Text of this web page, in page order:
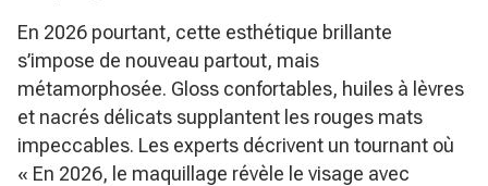
En 2026 pourtant, cette esthétique brillante
s’impose de nouveau partout, mais
métamorphosée. Gloss confortables, huiles à lèvres
et nacrés délicats supplantent les rouges mats
impeccables. Les experts décrivent un tournant où
« En 2026, le maquillage révèle le visage avec